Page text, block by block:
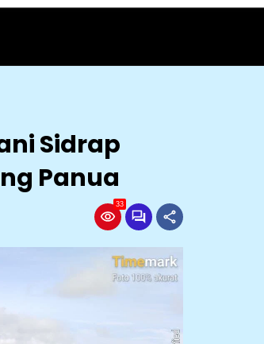
Sidrap
Panua
33